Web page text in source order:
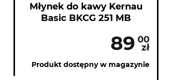
Młynek do kawy Kernau
Basic BKCG 251 MB
89 00
zł
Produkt dostępny w magazynie